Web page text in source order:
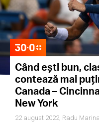
Când ești bun,
contează mai
Canada –
New York
22 august 2022, Radu Marina